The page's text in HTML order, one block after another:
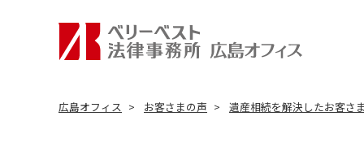
広島オフィス お客さまの声 遺産相続を解決したお客さ